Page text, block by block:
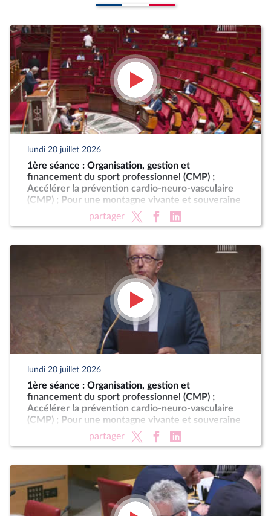
lundi 20 juillet 2026
1ère séance : Organisation, gestion et
financement du sport professionnel (CMP) ;
Accélérer la prévention cardio-neuro-vasculaire
(CMP) ; Pour une montagne vivante et souveraine
partager
lundi 20 juillet 2026
1ère séance : Organisation, gestion et
financement du sport professionnel (CMP) ;
Accélérer la prévention cardio-neuro-vasculaire
(CMP) ; Pour une montagne vivante et souveraine
partager